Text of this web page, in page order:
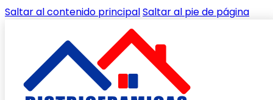
Saltar al contenido principalSaltar al pie de página